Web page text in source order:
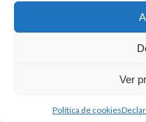
Ver
Política de cookies
Todos los derechos